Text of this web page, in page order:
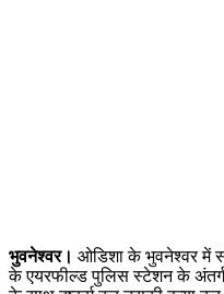
भुवनेश्वर। ओडिशा के भुवनेश्वर में
के एयरफील्ड पुलिस स्टेशन के